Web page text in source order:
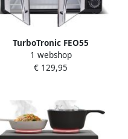
TurboTronic FEO55
Vrijstaande Oven met
Franse Deuren 55L Zwart
1 webshop
€ 129,95